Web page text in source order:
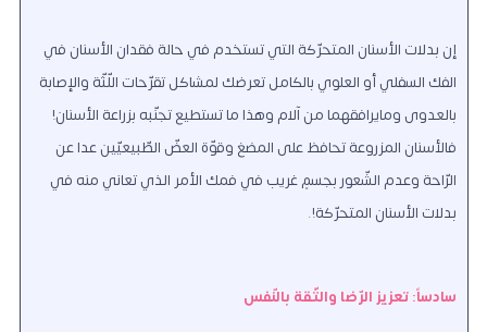
إن بدلات الأسنان المتحرّكة التي تستخدم في حالة فقدان الأسنان في
الفك السفلي أو العلوي بالكامل تعرضك لمشاكل تقرّحات اللّثّة والإصابة
بالعدوى ومايرافقهما من آلام وهذا ما تستطيع تجنّبه بزراعة الأسنان!
فالأسنان المزروعة تحافظ على المضغ وقوّة العضّ الطّبيعيّين عدا عن
الرّاحة وعدم الشّعور بجسمٍ غريب في فمك الأمر الذي تعاني منه في
بدلات الأسنان المتحرّكة!.
سادساً: تعزيز الرّضا والثّقة بالنّفس